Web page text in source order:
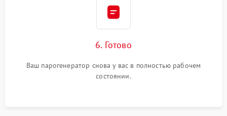
6. Готово
Ваш парогенератор снова у вас в полностью рабочем
состоянии.